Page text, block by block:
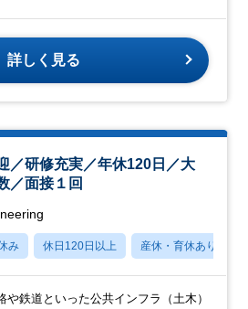
詳しく見る
／研修充実／年休120日／大
／面接１回
み 休日120日以上 産休・育休あり
や鉄道といった公共インフラ（土木）